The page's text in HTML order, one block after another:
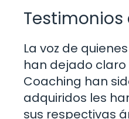
Testimonios
La voz de
han dejado claro
Coaching han
adquiridos les
sus respectivas